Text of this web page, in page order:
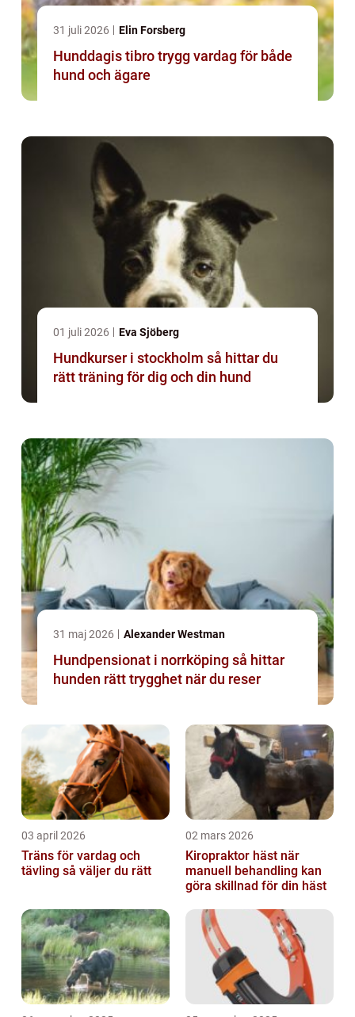
31 juli 2026 Elin Forsberg
Hunddagis tibro trygg vardag för både
hund och ägare
01 juli 2026 Eva Sjöberg
Hundkurser i stockholm så hittar du
rätt träning för dig och din hund
31 maj 2026 Alexander Westman
Hundpensionat i norrköping så hittar
hunden rätt trygghet när du reser
03 april 2026
Träns för vardag och
tävling så väljer du rätt
02 mars 2026
Kiropraktor häst när
manuell behandling kan
göra skillnad för din häst